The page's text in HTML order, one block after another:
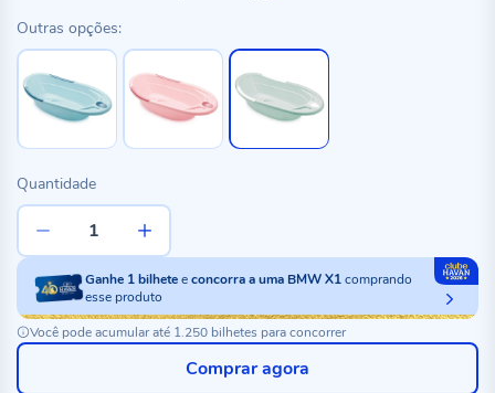
Outras opções:
Quantidade
Ganhe 1bilheteeconcorra a uma BMW X1comprando
esse produto
Você pode acumular até 1.250 bilhetes para concorrer
Comprar agora